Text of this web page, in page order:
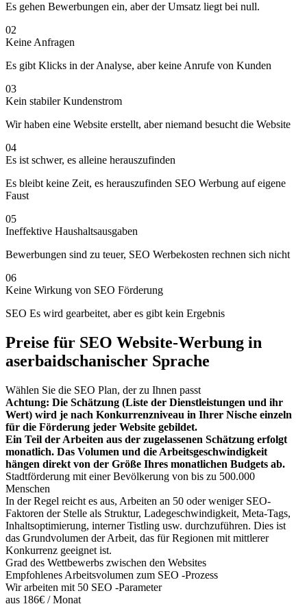
Es gehen Bewerbungen ein, aber der Umsatz liegt bei null.
02
Keine Anfragen
Es gibt Klicks in der Analyse, aber keine Anrufe von Kunden
03
Kein stabiler Kundenstrom
Wir haben eine Website erstellt, aber niemand besucht die Website
04
Es ist schwer, es alleine herauszufinden
Es bleibt keine Zeit, es herauszufinden SEO Werbung auf eigene
Faust
05
Ineffektive Haushaltsausgaben
Bewerbungen sind zu teuer, SEO Werbekosten rechnen sich nicht
06
Keine Wirkung von SEO Förderung
SEO Es wird gearbeitet, aber es gibt kein Ergebnis
Preise für SEO Website-Werbung in
aserbaidschanischer Sprache
Wählen Sie die SEO Plan, der zu Ihnen passt
Achtung: Die Schätzung (Liste der Dienstleistungen und ihr
Wert) wird je nach Konkurrenzniveau in Ihrer Nische einzeln
für die Förderung jeder Website gebildet.
Ein Teil der Arbeiten aus der zugelassenen Schätzung erfolgt
monatlich. Das Volumen und die Arbeitsgeschwindigkeit
hängen direkt von der Größe Ihres monatlichen Budgets ab.
Stadtförderung mit einer Bevölkerung von bis zu 500.000
Menschen
In der Regel reicht es aus, Arbeiten an 50 oder weniger SEO-
Faktoren der Stelle als Struktur, Ladegeschwindigkeit, Meta-Tags,
Inhaltsoptimierung, interner Tistling usw. durchzuführen. Dies ist
das Grundvolumen der Arbeit, das für Regionen mit mittlerer
Konkurrenz geeignet ist.
Grad des Wettbewerbs zwischen den Websites
Empfohlenes Arbeitsvolumen zum SEO -Prozess
Wir arbeiten mit 50 SEO -Parameter
aus 186€ / Monat